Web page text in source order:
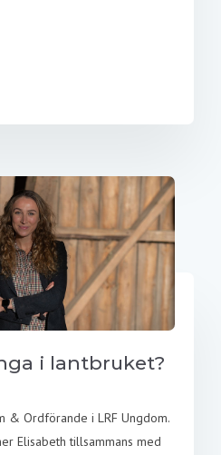
i lantbruket?
& Ordförande i LRF Ungdom.
Elisabeth tillsammans med